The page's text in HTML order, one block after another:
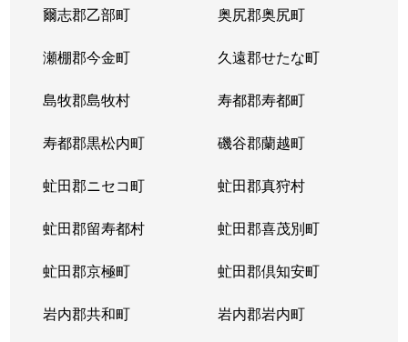
爾志郡乙部町 奥尻郡奥尻町
瀬棚郡今金町 久遠郡せたな町
島牧郡島牧村 寿都郡寿都町
寿都郡黒松内町 磯谷郡蘭越町
虻田郡ニセコ町 虻田郡真狩村
虻田郡留寿都村 虻田郡喜茂別町
虻田郡京極町 虻田郡倶知安町
岩内郡共和町 岩内郡岩内町